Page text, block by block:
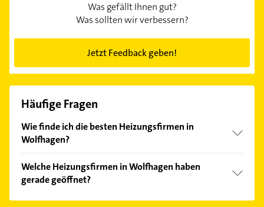
Was gefällt Ihnen gut?
Was sollten wir verbessern?
Jetzt Feedback geben!
Häufige Fragen
Wie finde ich die besten Heizungsfirmen in
Wolfhagen?
Kundenmeinungen und profitieren Sie von den
Empfehlungen. Die Suchergebnisse können Sie sich
einfach nachBewertungensortiert anzeigen lassen.
Welche Heizungsfirmen in Wolfhagen haben
gerade geöffnet?
Im Anbieter-Bereich finden Sie alleÖffnungszeiten.